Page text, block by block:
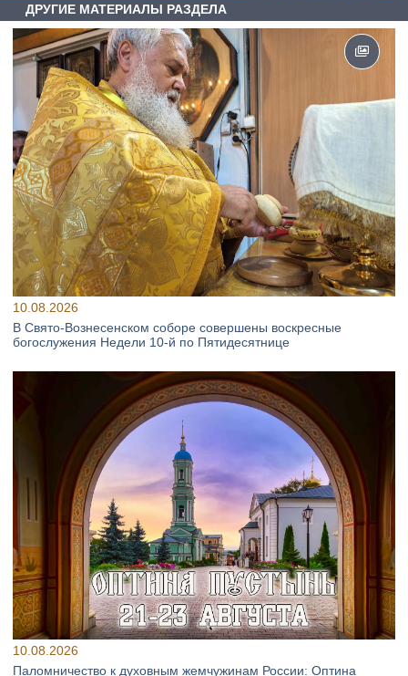
ДРУГИЕ МАТЕРИАЛЫ РАЗДЕЛА
10.08.2026
В Свято‑Вознесенском соборе совершены воскресные
богослужения Недели 10‑й по Пятидесятнице
10.08.2026
Паломничество к духовным жемчужинам России: Оптина